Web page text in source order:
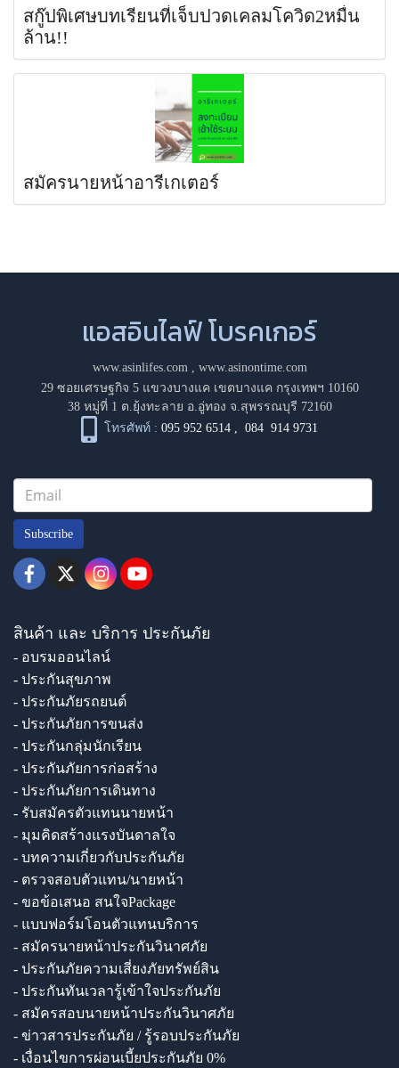
สกู๊ปพิเศษบทเรียนที่เจ็บปวดเคลมโควิด2หมื่น
ล้าน!!
สมัครนายหน้าอารีเกเตอร์
แอสอินไลฟ์ โบรคเกอร์
www.asinlifes.com, www.asinontime.com
29 ซอยเศรษฐกิจ 5 แขวงบางแค เขตบางแค กรุงเทพฯ 10160
38 หมู่ที่ 1 ต.ยุ้งทะลาย อ.อู่ทอง จ.สุพรรณบุรี 72160
โทรศัพท์ : 095 952 6514 ,084 914 9731
Subscribe
สินค้า และ บริการ ประกันภัย
- อบรมออนไลน์
- ประกันสุขภาพ
- ประกันภัยรถยนต์
- ประกันภัยการขนส่ง
- ประกันกลุ่มนักเรียน
- ประกันภัยการก่อสร้าง
- ประกันภัยการเดินทาง
- รับสมัครตัวแทนนายหน้า
- มุมคิดสร้างแรงบันดาลใจ
- บทความเกี่ยวกับประกันภัย
- ตรวจสอบตัวแทน/นายหน้า
- ขอข้อเสนอ สนใจPackage
- แบบฟอร์มโอนตัวแทนบริการ
- สมัครนายหน้าประกันวินาศภัย
- ประกันภัยความเสี่ยงภัยทรัพย์สิน
- ประกันทันเวลารู้เข้าใจประกันภัย
- สมัครสอบนายหน้าประกันวินาศภัย
- ข่าวสารประกันภัย / รู้รอบประกันภัย
- เงื่อนไขการผ่อนเบี้ยประกันภัย 0%